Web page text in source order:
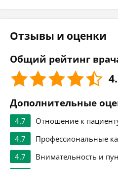
Отзывы и оценки
Общий рейтинг
Дополнительные
4.7
Отношение к
4.7
Профессиональные
4.7
Внимательность и